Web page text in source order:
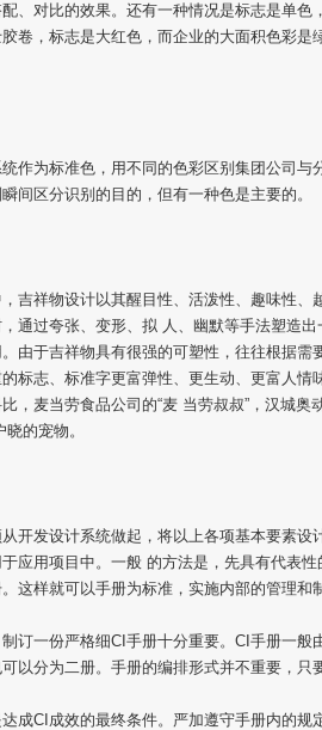
、对比的效果。还有一种情况是标志是单色
卷，标志是大红色，而企业的大面积色彩是
作为标准色，用不同的色彩区别集团公司与
间区分识别的目的，但有一种色是主要的。
吉祥物设计以其醒目性、活泼性、趣味性、
通过夸张、变形、拟 人、幽默等手法塑造
由于吉祥物具有很强的可塑性，往往根据需
标志、标准字更富弹性、更生动、更富人情
，麦当劳食品公司的“麦 当劳叔叔”，汉城奥
的宠物。
开发设计系统做起，将以上各项基本要素设
应用项目中。一般 的方法是，先具有代表
这样就可以手册为标准，实施内部的管理和
订一份严格细CI手册十分重要。CI手册一般
以分为二册。手册的编排形式并不重要，只
成CI成效的最终条件。严加遵守手册内的规